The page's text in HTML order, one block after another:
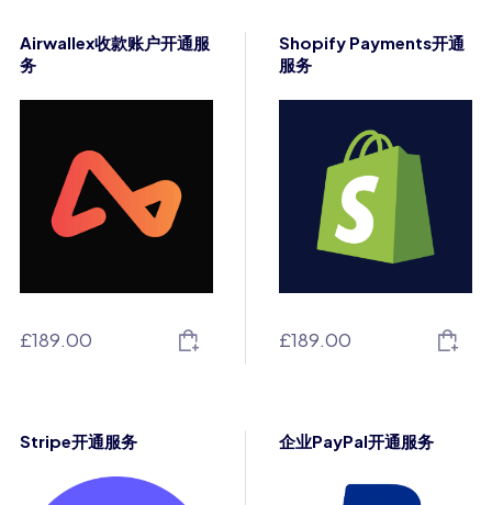
Airwallex收款账户开通服
务
£189.00
Shopify Payments开通
服务
£189.00
Stripe开通服务 企业PayPal开通服务